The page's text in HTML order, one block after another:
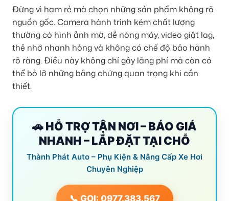
Đừng vì ham rẻ mà chọn những sản phẩm không rõ
nguồn gốc. Camera hành trình kém chất lượng
thường có hình ảnh mờ, dễ nóng máy, video giật lag,
thẻ nhớ nhanh hỏng và không có chế độ bảo hành
rõ ràng. Điều này không chỉ gây lãng phí mà còn có
thể bỏ lỡ những bằng chứng quan trọng khi cần
thiết.
🚗 HỖ TRỢ TẬN NƠI – BÁO GIÁ
NHANH – LẮP ĐẶT TẠI CHỖ
Thành Phát Auto – Phụ Kiện & Nâng Cấp Xe Hơi
Chuyên Nghiệp
📞 GỌI: 0977.383.567